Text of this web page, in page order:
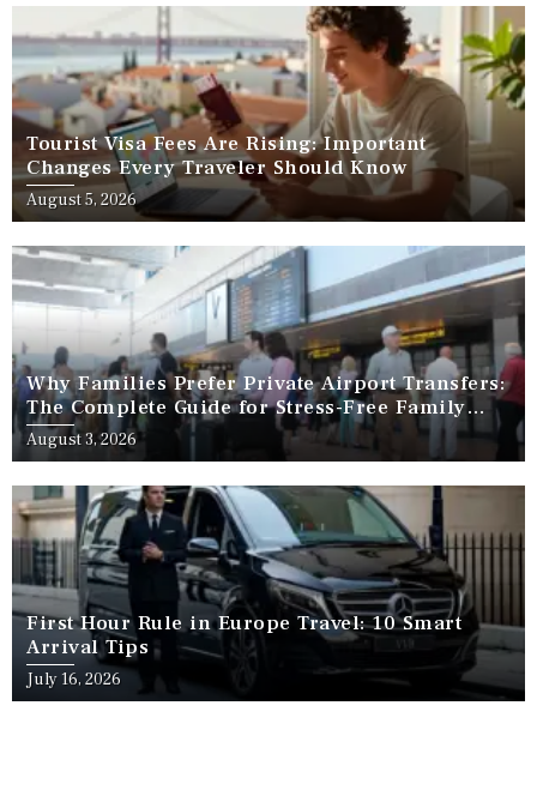
Tourist Visa Fees Are Rising: Important
Changes Every Traveler Should Know
August 5, 2026
Why Families Prefer Private Airport Transfers:
The Complete Guide for Stress-Free Family
Travel
August 3, 2026
First Hour Rule in Europe Travel: 10 Smart
Arrival Tips
July 16, 2026